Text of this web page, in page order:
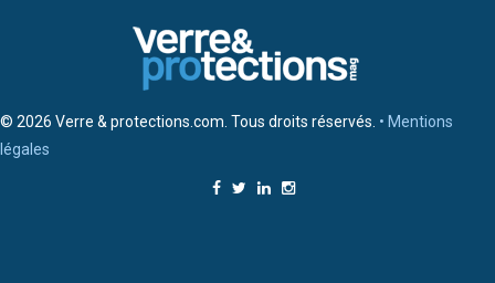
© 2026 Verre & protections.com. Tous droits réservés. • Mentions
légales